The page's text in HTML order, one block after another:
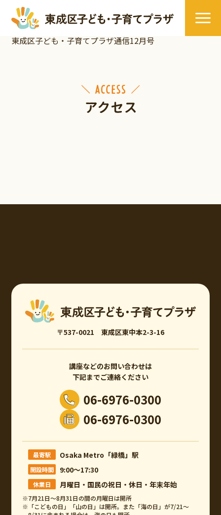
東成区子ども・子育てプラザ通信12月号
〒537-0021 東成区東中本2-3-16
講座などのお問い合わせは
下記までご連絡ください
06-6976-0300
06-6976-0300
最寄駅 Osaka Metro「緑橋」駅
開設時間 9:00～17:30
休業日 月曜日・国民の祝日・休日・年末年始
※7月21日～8月31日の間の月曜日は開所
※「こどもの日」「山の日」は開所。また「海の日」が7/21～